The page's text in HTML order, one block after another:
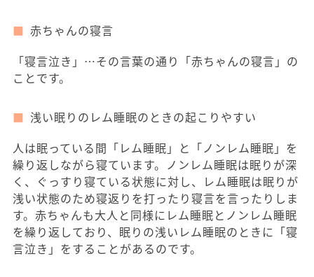
赤ちゃんの寝言
「寝言泣き」…その言葉の通り「赤ちゃんの寝言」の
ことです。
浅い眠りのレム睡眠のときの起こりやすい
人は眠っている間「レム睡眠」と「ノンレム睡眠」を
繰り返しながら寝ています。ノンレム睡眠は眠りが深
く、ぐっすり寝ている状態に対し、レム睡眠は眠りが
浅い状態のため寝返りを打ったり寝言を言ったりしま
す。赤ちゃんも大人と同様にレム睡眠とノンレム睡眠
を繰り返しており、眠りの浅いレム睡眠のときに「寝
言泣き」をすることがあるのです。